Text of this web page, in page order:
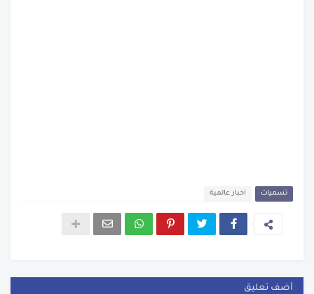
تسميات اخبار عالمية
أضف تعليق